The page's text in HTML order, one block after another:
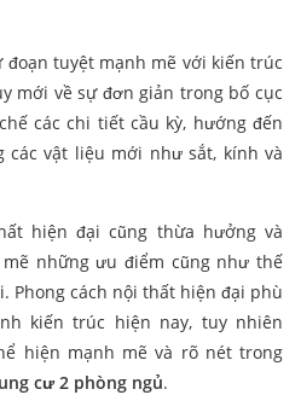
tuyệt mạnh mẽ với kiến trúc
mới về sự đơn giản trong bố cục
các chi tiết cầu kỳ, hướng đến
vật liệu mới như sắt, kính và
hiện đại cũng thừa hưởng và
những ưu điểm cũng như thế
Phong cách nội thất hiện đại phù
kiến trúc hiện nay, tuy nhiên
hiện mạnh mẽ và rõ nét trong
cư 2 phòng ngủ.